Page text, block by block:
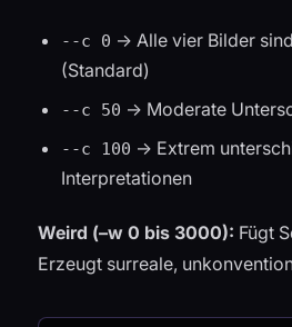
--c 0 → Alle vier Bilder
(Standard)
--c 50 → Moderate
--c 100 → Extrem
Interpretationen
Weird (–w 0 bis 3000): Fügt
Erzeugt surreale,